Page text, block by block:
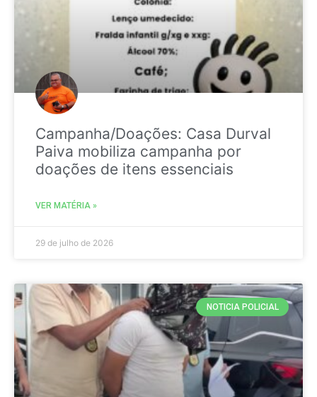
Campanha/Doações: Casa Durval
Paiva mobiliza campanha por
doações de itens essenciais
VER MATÉRIA »
29 de julho de 2026
NOTICIA POLICIAL